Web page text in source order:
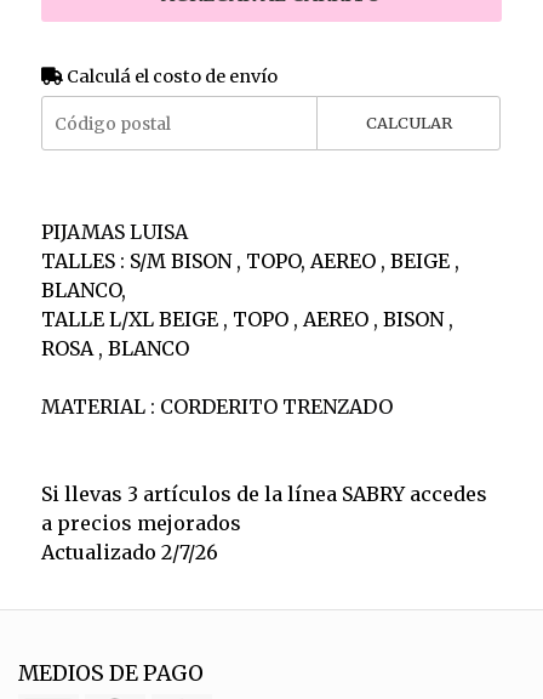
Calculá el costo de envío
CALCULAR
PIJAMAS LUISA
TALLES : S/M BISON , TOPO, AEREO , BEIGE ,
BLANCO,
TALLE L/XL BEIGE , TOPO , AEREO , BISON ,
ROSA , BLANCO
MATERIAL : CORDERITO TRENZADO
Si llevas 3 artículos de la línea SABRY accedes
a precios mejorados
Actualizado 2/7/26
MEDIOS DE PAGO